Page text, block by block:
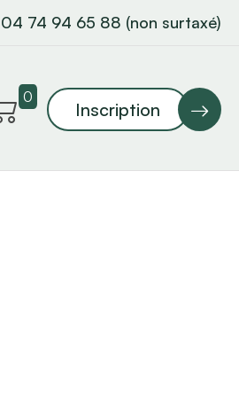
04 74 94 65 88 (non surtaxé)
0
Inscription